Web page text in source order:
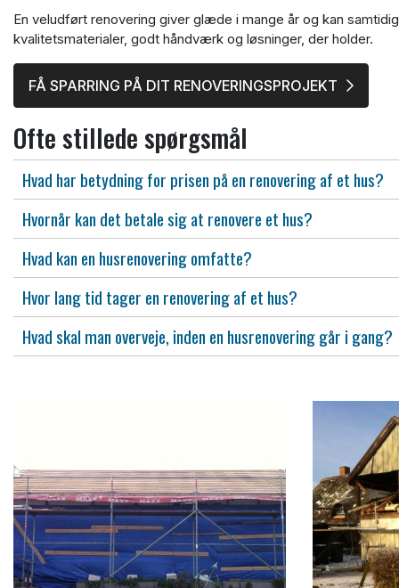
En veludført renovering giver glæde i mange år og kan
kvalitetsmaterialer, godt håndværk og løsninger, der holder.
FÅ SPARRING PÅ DIT RENOVERINGSPROJEKT
Ofte stillede spørgsmål
Hvad har betydning for prisen på en renovering af et hus?
Hvornår kan det betale sig at renovere et hus?
Hvad kan en husrenovering omfatte?
Hvor lang tid tager en renovering af et hus?
Hvad skal man overveje, inden en husrenovering går i gang?